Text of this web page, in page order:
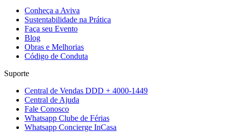
Conheça a Aviva
Sustentabilidade na Prática
Faça seu Evento
Blog
Obras e Melhorias
Código de Conduta
Suporte
Central de Vendas DDD + 4000-1449
Central de Ajuda
Fale Conosco
Whatsapp Clube de Férias
Whatsapp Concierge InCasa